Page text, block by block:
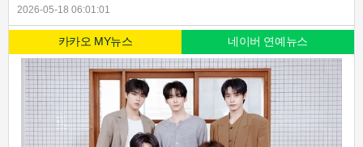
2026-05-18 06:01:01
카카오 MY뉴스 네이버 연예뉴스